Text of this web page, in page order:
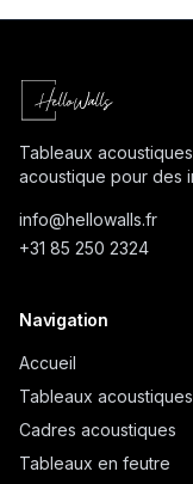
Tableaux
acoustique pour des
info@hellowalls.fr
+31 85 250 2324
Navigation
Accueil
Tableaux acoustiques
Cadres acoustiques
Tableaux en feutre